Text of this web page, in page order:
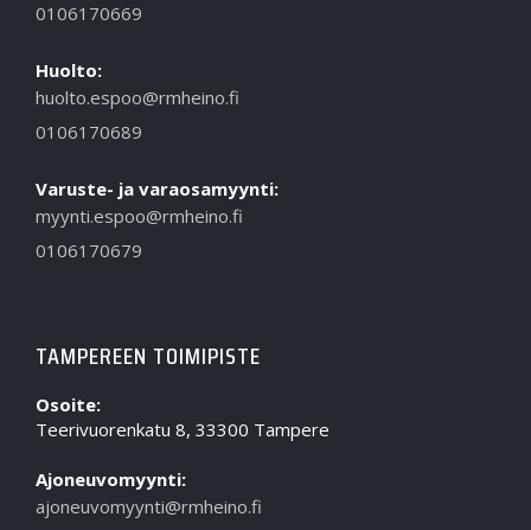
0106170669
Huolto:
huolto.espoo@rmheino.fi
0106170689
Varuste- ja varaosamyynti:
myynti.espoo@rmheino.fi
0106170679
TAMPEREEN TOIMIPISTE
Osoite:
Teerivuorenkatu 8, 33300 Tampere
Ajoneuvomyynti:
ajoneuvomyynti@rmheino.fi